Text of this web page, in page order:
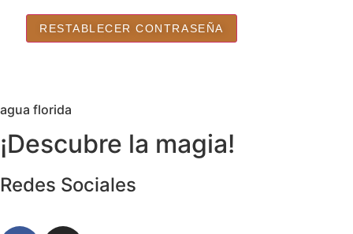
RESTABLECER CONTRASEÑA
agua florida
¡Descubre la magia!
Redes Sociales